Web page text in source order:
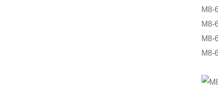
M8-
M8-
M8-
M8-